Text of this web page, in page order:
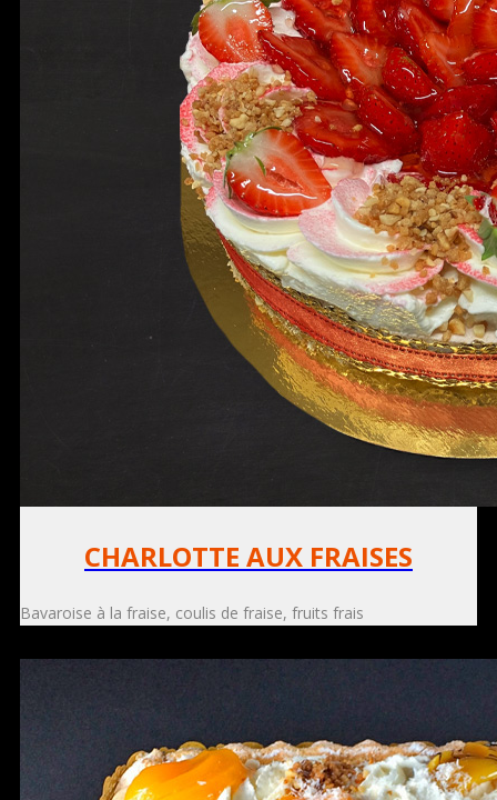
CHARLOTTE AUX FRAISES
Bavaroise à la fraise, coulis de fraise, fruits frais